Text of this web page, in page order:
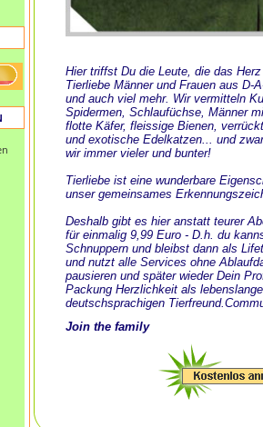
Hier triffst Du die Leute, die das
Tierliebe Männer und Frauen aus D-
und auch viel mehr. Wir vermitteln
Spidermen, Schlaufüchse, Männer
flotte Käfer, fleissige Bienen,
und exotische Edelkatzen... und
wir immer vieler und bunter!
Tierliebe ist eine wunderbare
unser gemeinsames
Deshalb gibt es hier anstatt teurer
für einmalig 9,99 Euro - D.h. du
Schnuppern und bleibst dann als
und nutzt alle Services ohne
pausieren und später wieder Dein
Packung Herzlichkeit als
deutschsprachigen
Join the family